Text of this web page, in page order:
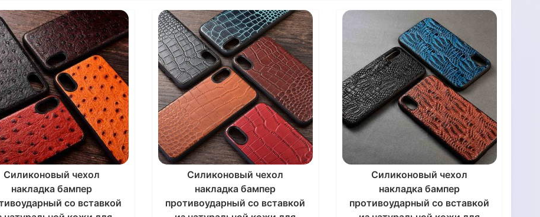
Силиконовый чехол
накладка бампер
со вставкой
Силиконовый чехол
накладка бампер
противоударный со вставкой
Силиконовый чехол
накладка бампер
противоударный со вставкой